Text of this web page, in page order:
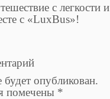
с легкости и
с «LuxBus»!
опубликован.
помечены *